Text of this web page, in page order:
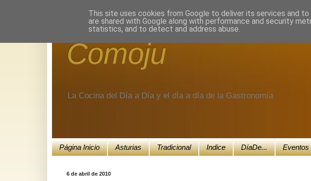
Comoju
La Cocina del Día a Día y el día a día de la Gastronomía
Página Inicio Asturias Tradicional Indice DíaDe... Eventos
6 de abril de 2010
This site uses cookies from Google to deliver its services and
are shared with Google along with performance and security
statistics, and to detect and address abuse.